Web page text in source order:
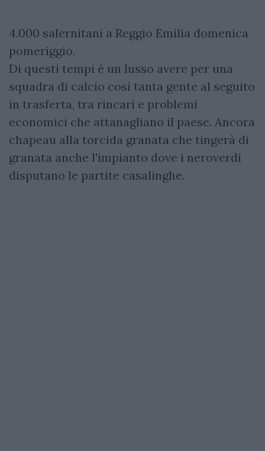
4.000 salernitani a Reggio Emilia domenica
pomeriggio.
Di questi tempi è un lusso avere per una
squadra di calcio così tanta gente al seguito
in trasferta, tra rincari e problemi
economici che attanagliano il paese. Ancora
chapeau alla torcida granata che tingerà di
granata anche l'impianto dove i neroverdi
disputano le partite casalinghe.